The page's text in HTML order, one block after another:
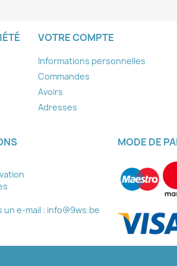
VOTRE COMPTE
Informations personnelles
Commandes
Avoirs
Adresses
un e-mail : info@9ws.be
MODE DE